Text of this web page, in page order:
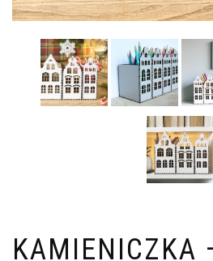
KAMIENICZKA